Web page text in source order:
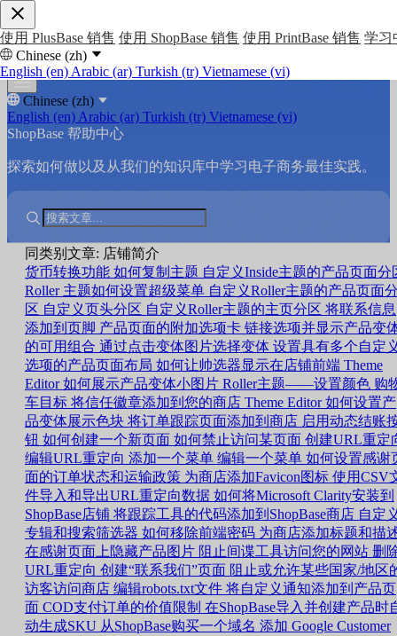
使用 PlusBase 销售 使用 ShopBase 销售 使用 PrintBase 销售 学习
Chinese (zh)
English (en) Arabic (ar) Turkish (tr) Vietnamese (vi)
Chinese (zh)
English (en) Arabic (ar) Turkish (tr) Vietnamese (vi)
ShopBase 帮助中心
探索如何做以及从我们的知识库中学习电子商务最佳实践。
同类别文章: 店铺简介
货币转换功能 如何复制主题 自定义Inside主题的产品页面分
Roller 主题如何设置超级菜单 自定义Roller主题的产品页面
区 自定义页头分区 自定义Roller主题的主页分区 将联系信息
添加到页脚 产品页面的附加选项卡 链接选项并显示产品变
的可用组合 通过点击变体图片选择变体 设置具有多个自定
选项的产品页面布局 如何让帅选器显示在店铺前端 Theme
Editor 如何展示产品变体小图片 Roller主题——设置颜色 购
车目标 将信任徽章添加到您的商店 Theme Editor 如何设置产
品变体展示色块 将订单跟踪页面添加到商店 启用动态结账
钮 如何创建一个新页面 如何禁止访问某页面 创建URL重定
编辑URL重定向 添加一个菜单 编辑一个菜单 如何设置感谢
面的订单状态和运输政策 为商店添加Favicon图标 使用CSV
件导入和导出URL重定向数据 如何将Microsoft Clarity安装到
ShopBase店铺 将跟踪工具的代码添加到ShopBase商店 自定
专辑和搜索筛选器 如何移除前端密码 为商店添加标题和描
在感谢页面上隐藏产品图片 阻止间谍工具访问您的网站 删
URL重定向 创建“联系我们”页面 阻止或允许某些国家/地区
访客访问商店 编辑robots.txt文件 将自定义通知添加到产品页
面 COD支付订单的价值限制 在ShopBase导入并创建产品时
动生成SKU 从ShopBase购买一个域名 添加 Google Customer